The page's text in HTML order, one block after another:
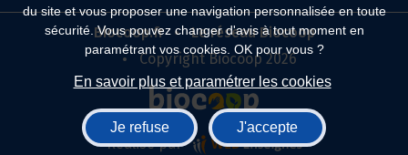
du site et vous proposer une navigation personnalisée en toute
sécurité. Vous pouvez changer d'avis à tout moment en
paramétrant vos cookies. OK pour vous ?
En savoir plus et paramétrer les cookies
Je refuse J'accepte
Biocoop.fr
Le réseau Biocoop
Copyright Biocoop 2026
Réalisé par